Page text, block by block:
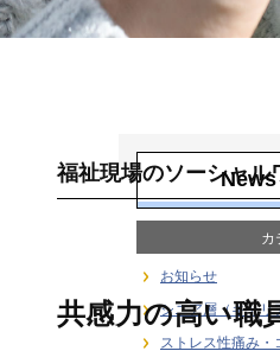
福祉現場のソーシャル
共感力の高い職
カ
お知らせ
シニア層（キャリ
ストレス性痛み・